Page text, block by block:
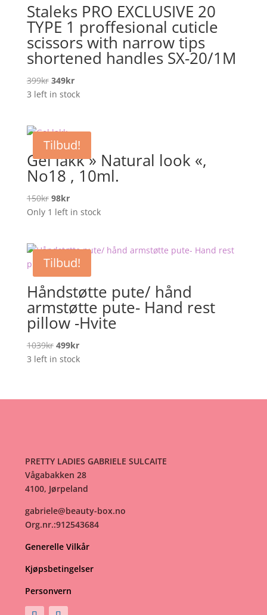
Staleks PRO EXCLUSIVE 20
TYPE 1 proffesional cuticle
scissors with narrow tips
shortened handles SX-20/1M
399kr Opprinnelig
pris
349krNåværende
pris
3 left in stock
Tilbud!
Gel lakk » Natural look «,
No18 , 10ml.
150kr Opprinnelig
pris
98krNåværende
pris
Only 1 left in stock
Tilbud!
Håndstøtte pute/ hånd
armstøtte pute- Hand rest
pillow -Hvite
1039kr Opprinnelig
pris
499krNåværende
pris
3 left in stock
PRETTY LADIES GABRIELE SULCAITE
Vågabakken 28
4100, Jørpeland
gabriele@beauty-box.no
Org.nr.:912543684
Generelle Vilkår
Kjøpsbetingelser
Personvern